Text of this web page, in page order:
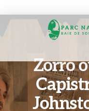
Zorro